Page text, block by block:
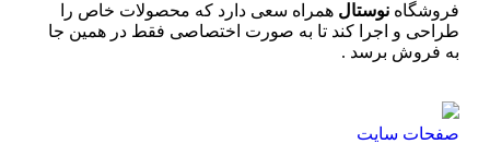
فروشگاه نوستال همراه سعی دارد که محصولات خاص را
طراحی و اجرا کند تا به صورت اختصاصی فقط در همین جا
به فروش برسد .
صفحات سایت